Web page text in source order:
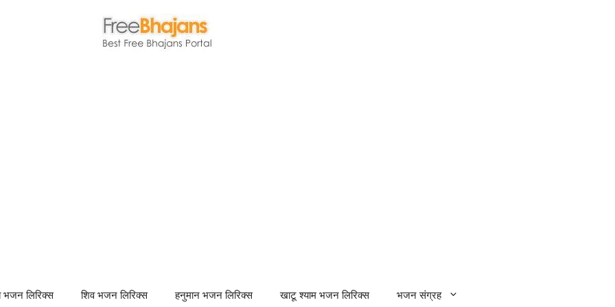
भजन लिरिक्स शिव भजन लिरिक्स हनुमान भजन लिरिक्स खाटू श्याम भजन लिरिक्स भजन संग्रह